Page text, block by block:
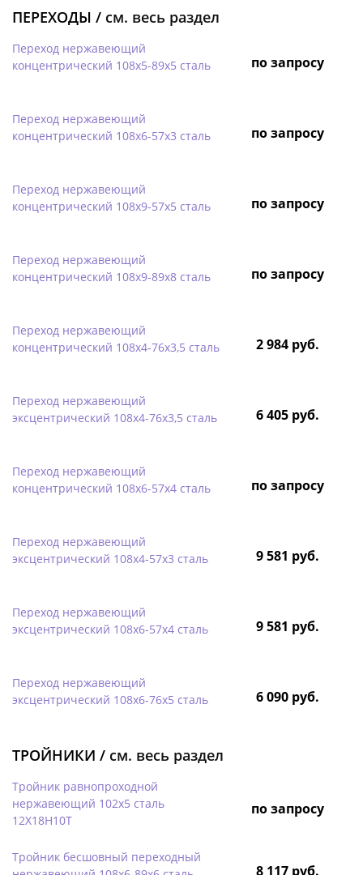
ПЕРЕХОДЫ / см. весь раздел
Переход нержавеющий
концентрический 108х5-89х5 сталь
по запросу
Переход нержавеющий
концентрический 108х6-57х3 сталь
по запросу
Переход нержавеющий
концентрический 108х9-57х5 сталь
по запросу
Переход нержавеющий
концентрический 108х9-89х8 сталь
по запросу
Переход нержавеющий
концентрический 108х4-76х3,5 сталь
2 984 руб.
Переход нержавеющий
эксцентрический 108х4-76х3,5 сталь
6 405 руб.
Переход нержавеющий
концентрический 108х6-57х4 сталь
по запросу
Переход нержавеющий
эксцентрический 108х4-57х3 сталь
9 581 руб.
Переход нержавеющий
эксцентрический 108х6-57х4 сталь
9 581 руб.
Переход нержавеющий
эксцентрический 108х6-76х5 сталь
6 090 руб.
ТРОЙНИКИ / см. весь раздел
Тройник равнопроходной
нержавеющий 102х5 сталь
12Х18Н10Т
по запросу
Тройник бесшовный переходный
8 117 руб.